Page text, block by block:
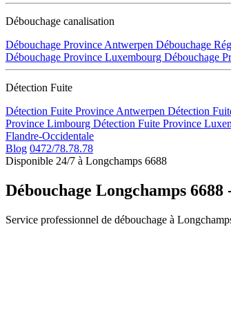
Débouchage canalisation
Débouchage Province Antwerpen Débouchage
Débouchage Province Luxembourg Débouchage
Détection Fuite
Détection Fuite Province Antwerpen Détection
Province Limbourg Détection Fuite Province
Flandre-Occidentale
Blog 0472/78.78.78
Disponible 24/7 à Longchamps 6688
Débouchage Longchamps
Service professionnel de débouchage à